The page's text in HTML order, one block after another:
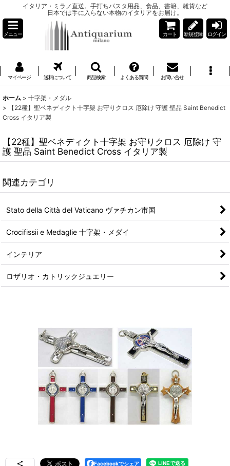
イタリア・ミラノ直送。手打ちパスタ用品、食品、書籍、雑貨など
日本では手に入らない本物のイタリアをお届け。
メニュー カート 新規登録 ログイン
マイページ 送料について 商品検索 よくある質問 お問い合せ
ホーム > 十字架・メダル
>
【22種】聖ベネディクト十字架 お守りクロス 厄除け 守護 聖品 Saint Benedict
Cross イタリア製
【22種】聖ベネディクト十字架 お守りクロス 厄除け 守
護 聖品 Saint Benedict Cross イタリア製
関連カテゴリ
Stato della Città del Vaticano ヴァチカン市国
Crocifissii e Medaglie 十字架・メダイ
インテリア
ロザリオ・カトリックジュエリー
Facebookでシェア